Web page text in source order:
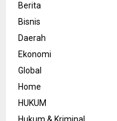
Berita
Bisnis
Daerah
Ekonomi
Global
Home
HUKUM